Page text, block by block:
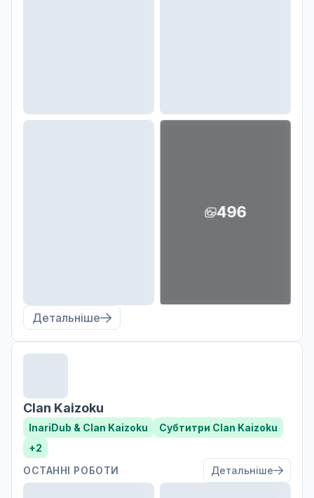
496
Детальніше
Clan Kaizoku
InariDub & Clan Kaizoku
Субтитри Clan Kaizoku
+2
ОСТАННІ РОБОТИ
Детальніше